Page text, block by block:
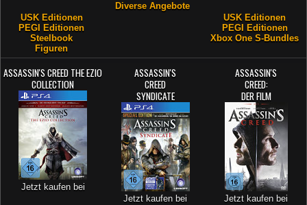
USK Editionen
PEGI Editionen
Steelbook
Figuren
Diverse Angebote
USK Editionen
PEGI Editionen
Xbox One S-Bundles
ASSASSIN'S CREED THE EZIO
COLLECTION
Jetzt kaufen bei
ASSASSIN'S
CREED
SYNDICATE
Jetzt kaufen bei
ASSASSIN'S
CREED:
DER FILM
Jetzt kaufen bei